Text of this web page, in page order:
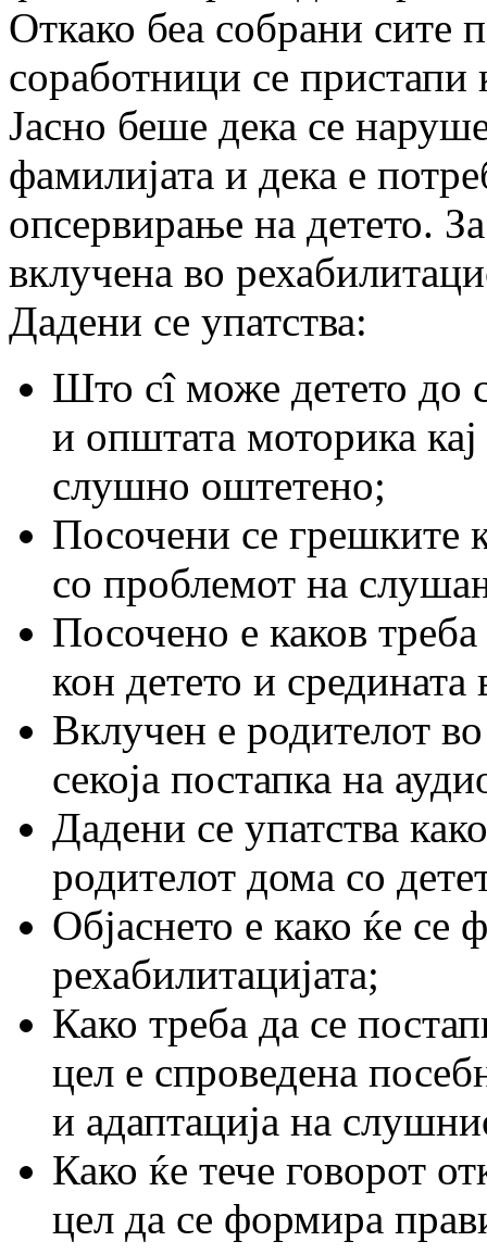
Откако беа собрани сите
соработници се пристапи
Јасно беше дека се
фамилијата и дека е
опсервирање на детето.
вклучена во
Дадени се упатства:
Што сî може детето до
и општата моторика
слушно оштетено;
Посочени се грешките
со проблемот на
Посочено е каков
кон детето и средината
Вклучен е родителот
секоја постапка на
Дадени се упатства
родителот дома со
Објаснето е како ќе се
рехабилитацијата;
Како треба да се
цел е спроведена
и адаптација на
Како ќе тече говорот
цел да се формира